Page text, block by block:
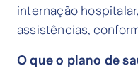
internação
assistências,
O que o plano de